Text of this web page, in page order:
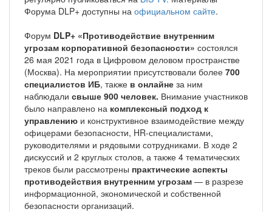
Форума DLP+ доступны на официальном сайте.
Форум DLP+ «Противодействие внутренним
угрозам корпоративной безопасности» состоялся
26 мая 2021 года в Цифровом деловом пространстве
(Москва). На мероприятии присутствовали более 700
специалистов ИБ, также в онлайне за ним
наблюдали свыше 900 человек. Внимание участников
было направлено на комплексный подход к
управлению и конструктивное взаимодействие между
офицерами безопасности, HR-специалистами,
руководителями и рядовыми сотрудниками. В ходе 2
дискуссий и 2 круглых столов, а также 4 тематических
треков были рассмотрены практические аспекты
противодействия внутренним угрозам — в разрезе
информационной, экономической и собственной
безопасности организаций.